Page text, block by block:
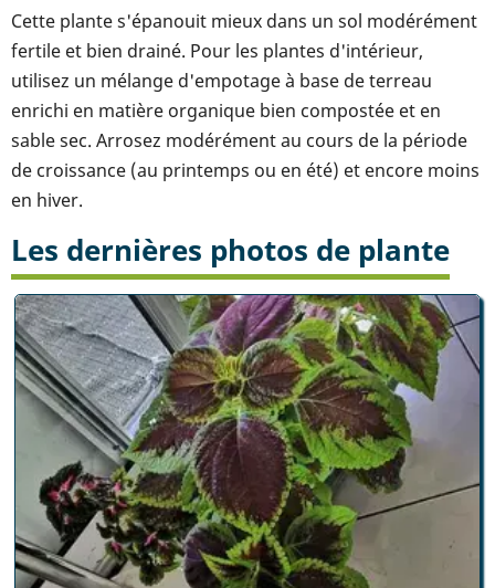
Cette plante s'épanouit mieux dans un sol modérément
fertile et bien drainé. Pour les plantes d'intérieur,
utilisez un mélange d'empotage à base de terreau
enrichi en matière organique bien compostée et en
sable sec. Arrosez modérément au cours de la période
de croissance (au printemps ou en été) et encore moins
en hiver.
Les dernières photos de plante